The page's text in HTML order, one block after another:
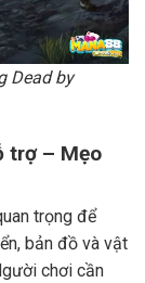
Dead by
trợ – Mẹo
trọng để
bản đồ và vật
chơi cần